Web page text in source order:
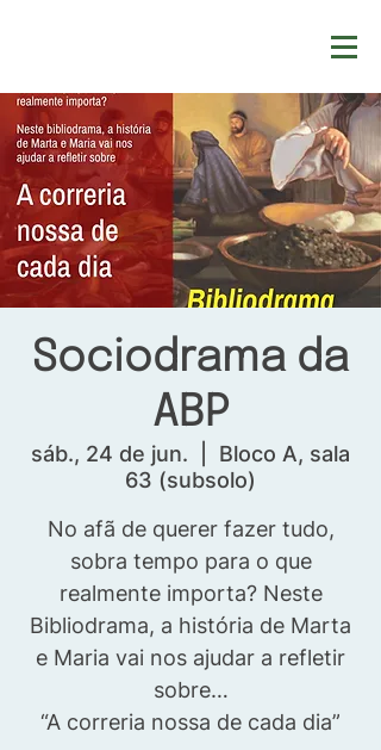
Sociodrama da
ABP
sáb., 24 de jun.
Bloco A, sala
63 (subsolo)
No afã de querer fazer tudo,
sobra tempo para o que
realmente importa? Neste
Bibliodrama, a história de Marta
e Maria vai nos ajudar a refletir
sobre…
“A correria nossa de cada dia”